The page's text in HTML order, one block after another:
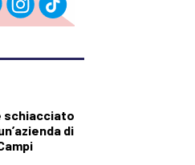
schiacciato
di